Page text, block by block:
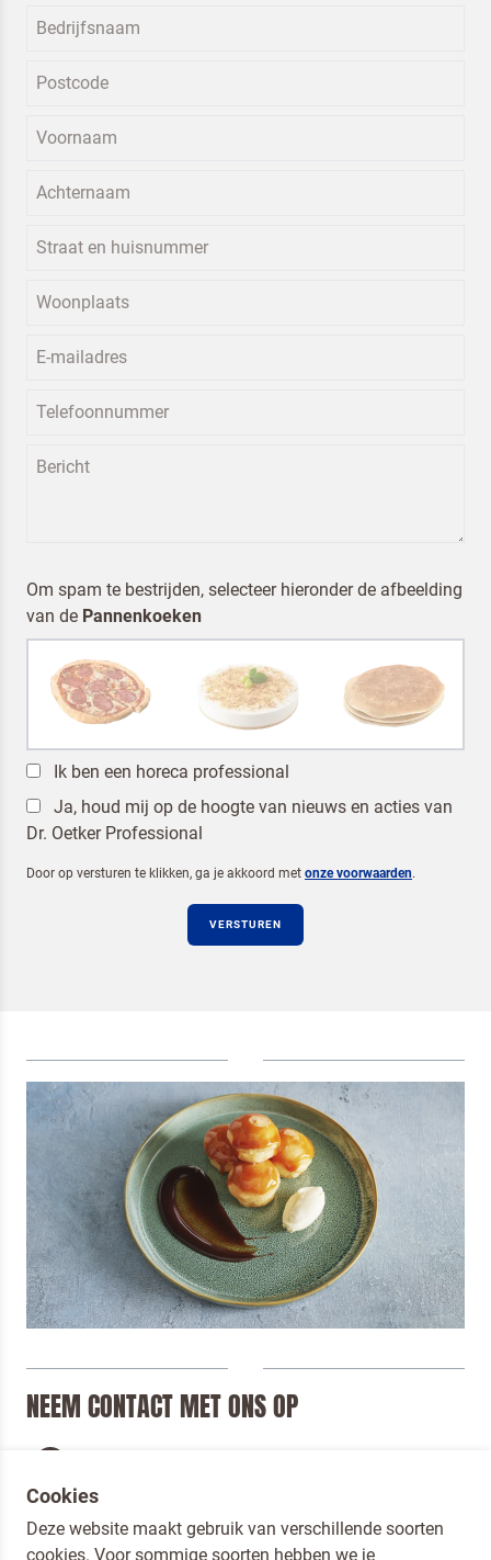
Om spam te bestrijden, selecteer hieronder de afbeelding
van de Pannenkoeken
Ik ben een horeca professional
Ja, houd mij op de hoogte van nieuws en acties van
Dr. Oetker Professional
Door op versturen te klikken, ga je akkoord met onze voorwaarden.
VERSTUREN
NEEM CONTACT MET ONS OP
Bel met ons +31 (0)33 - 451 7900
Terugbelverzoek
Cookies
Deze website maakt gebruik van verschillende soorten
cookies. Voor sommige soorten hebben we je